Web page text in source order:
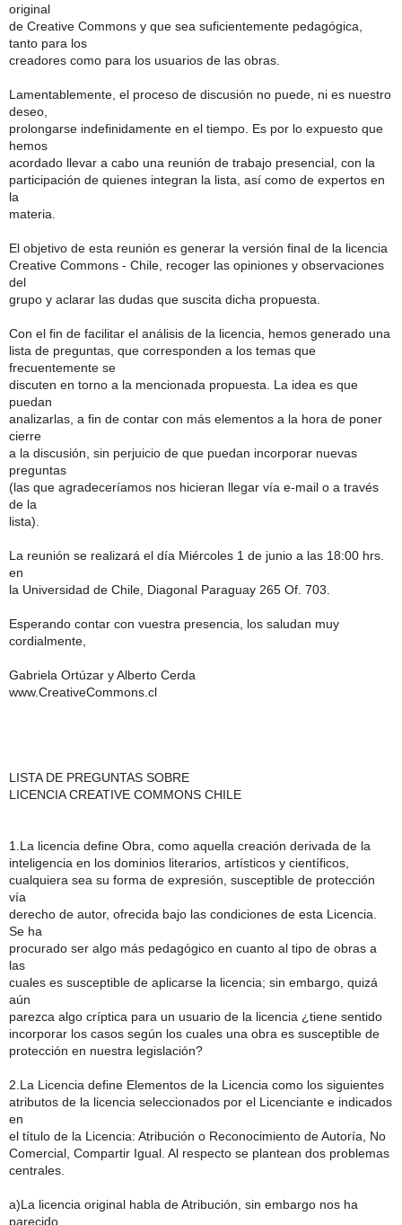
original
de Creative Commons y que sea suficientemente pedagógica,
tanto para los
creadores como para los usuarios de las obras.
Lamentablemente, el proceso de discusión no puede, ni es nuestro
deseo,
prolongarse indefinidamente en el tiempo. Es por lo expuesto que
hemos
acordado llevar a cabo una reunión de trabajo presencial, con la
participación de quienes integran la lista, así como de expertos en
la
materia.
El objetivo de esta reunión es generar la versión final de la licencia
Creative Commons - Chile, recoger las opiniones y observaciones
del
grupo y aclarar las dudas que suscita dicha propuesta.
Con el fin de facilitar el análisis de la licencia, hemos generado una
lista de preguntas, que corresponden a los temas que
frecuentemente se
discuten en torno a la mencionada propuesta. La idea es que
puedan
analizarlas, a fin de contar con más elementos a la hora de poner
cierre
a la discusión, sin perjuicio de que puedan incorporar nuevas
preguntas
(las que agradeceríamos nos hicieran llegar vía e-mail o a través
de la
lista).
La reunión se realizará el día Miércoles 1 de junio a las 18:00 hrs.
en
la Universidad de Chile, Diagonal Paraguay 265 Of. 703.
Esperando contar con vuestra presencia, los saludan muy
cordialmente,
Gabriela Ortúzar y Alberto Cerda
www.CreativeCommons.cl
LISTA DE PREGUNTAS SOBRE
LICENCIA CREATIVE COMMONS CHILE
1.La licencia define Obra, como aquella creación derivada de la
inteligencia en los dominios literarios, artísticos y científicos,
cualquiera sea su forma de expresión, susceptible de protección
vía
derecho de autor, ofrecida bajo las condiciones de esta Licencia.
Se ha
procurado ser algo más pedagógico en cuanto al tipo de obras a
las
cuales es susceptible de aplicarse la licencia; sin embargo, quizá
aún
parezca algo críptica para un usuario de la licencia ¿tiene sentido
incorporar los casos según los cuales una obra es susceptible de
protección en nuestra legislación?
2.La Licencia define Elementos de la Licencia como los siguientes
atributos de la licencia seleccionados por el Licenciante e indicados
en
el título de la Licencia: Atribución o Reconocimiento de Autoría, No
Comercial, Compartir Igual. Al respecto se plantean dos problemas
centrales.
a)La licencia original habla de Atribución, sin embargo nos ha
parecido